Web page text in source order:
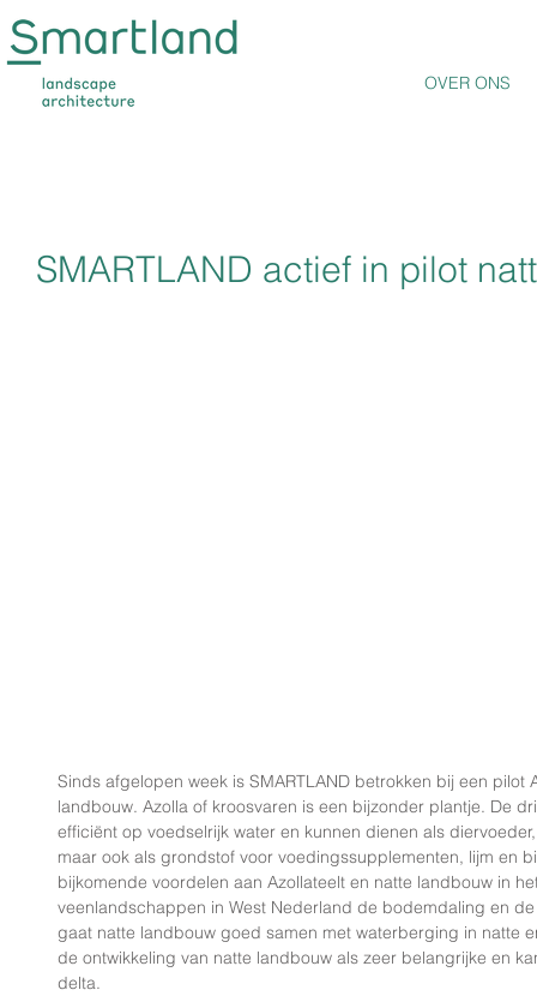
OVER ONS
SMARTLAND actief in pilot
Sinds afgelopen week is SMARTLAND betrokken bij een pilot
landbouw. Azolla of kroosvaren is een bijzonder plantje. De
efficiënt op voedselrijk water en kunnen dienen als
maar ook als grondstof voor voedingssupplementen, lijm en
bijkomende voordelen aan Azollateelt en natte landbouw in
veenlandschappen in West Nederland de bodemdaling en
gaat natte landbouw goed samen met waterberging in natte
de ontwikkeling van natte landbouw als zeer belangrijke en
delta.